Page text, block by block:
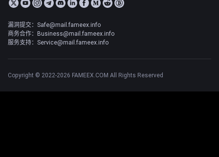
漏洞提交：Safe@mail.fameex.info
商务合作：Business@mail.fameex.info
服务支持：Service@mail.fameex.info
Copyright © 2022-2026 FAMEEX.COM All Rights Reserved